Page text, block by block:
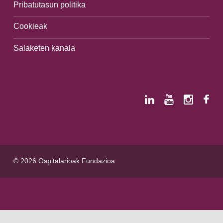
Pribatutasun politika
Cookieak
Salaketen kanala
© 2026 Ospitalarioak Fundazioa